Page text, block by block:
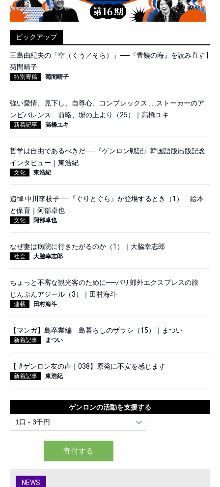
ピックアップ
三島由紀夫の「空（くう／そら）」──『豊饒の海』を読み直す |
菊間晴子
特別寄稿 菊間晴子
強い愛情、見下し、自尊心、コンプレックス……ストーカーのア
ンビバレンス 前略、塀の上より（25）｜高橋ユキ
新着記事 高橋ユキ
哲学は自由であるべきだ──『ゲンロン戦記』韓国語版出版記念
インタビュー｜東浩紀
文化 東浩紀
追悼 中川李枝子──『ぐりとぐら』が登場するとき（1） 絵本
と保育｜阿部卓也
文化 阿部卓也
なぜ妻は病院に行きたがるのか（1）｜大脇幸志郎
社会 大脇幸志郎
ちょっと不審な観光客のために──パリ郊外エクスプレスの旅
じんぶんアジール（3）｜田村海斗
連載 田村海斗
【マンガ】島卒業編 島暮らしのザラシ（15）｜まつい
新着記事 まつい
【 #ゲンロン友の声｜038】原発に不安を感じます
新着記事 東浩紀
ゲンロンの活動を支援する
NEWS